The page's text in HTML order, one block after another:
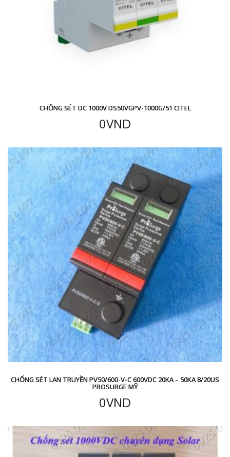
CHỐNG SÉT DC 1000V DS50VGPV-1000G/51 CITEL
0VND
CHỐNG SÉT LAN TRUYỀN PV50/600-V-C 600VDC 20KA – 50KA 8/20US
PROSURGE MỸ
0VND